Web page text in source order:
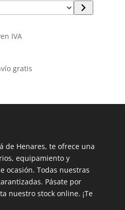
IVA
gratis
de Henares, te ofrece una
equipamiento y
ocasión. Todas nuestras
Pásate por
nuestro stock online. ¡Te